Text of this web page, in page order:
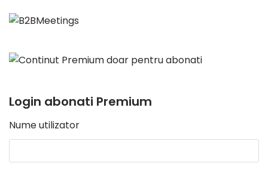
Login abonati Premium
Nume utilizator